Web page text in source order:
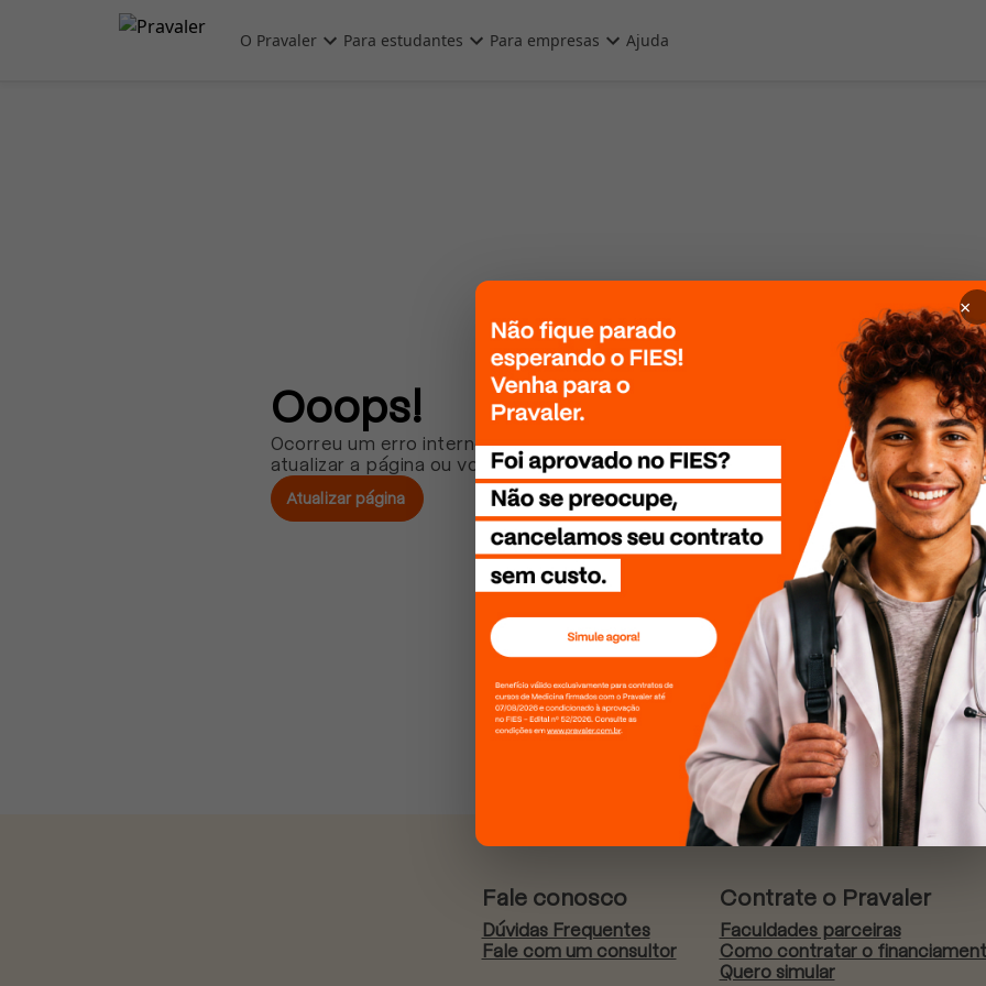
Pular para o conteúdo principal
O Pravaler Para estudantes Para empresas Ajuda
Ooops!
Ocorreu um erro interno. Por favor, tente
atualizar a página ou volte mais tarde!
Atualizar página
Fale conosco
Dúvidas Frequentes
Fale com um consultor
Contrate o Pravaler
Faculdades parceiras
Como contratar o
Quero simular
×